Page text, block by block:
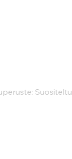
Suositeltu